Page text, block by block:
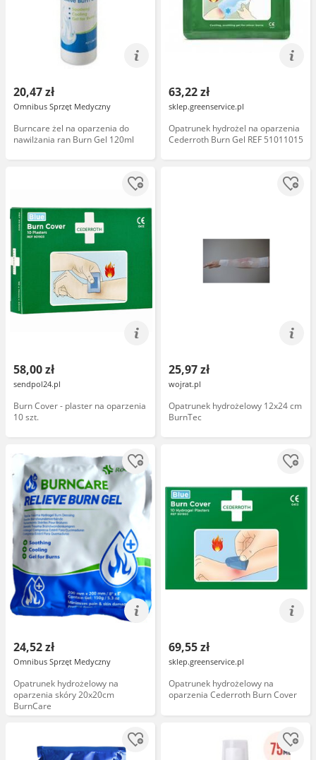
20,47 zł
Omnibus Sprzęt Medyczny
Burncare żel na oparzenia do
nawilżania ran Burn Gel 120ml
63,22 zł
sklep.greenservice.pl
Opatrunek hydrożel na oparzenia
Cederroth Burn Gel REF 51011015
58,00 zł
sendpol24.pl
Burn Cover - plaster na oparzenia
10 szt.
25,97 zł
wojrat.pl
Opatrunek hydrożelowy 12x24 cm
BurnTec
24,52 zł
Omnibus Sprzęt Medyczny
Opatrunek hydrożelowy na
oparzenia skóry 20x20cm
BurnCare
69,55 zł
sklep.greenservice.pl
Opatrunek hydrożelowy na
oparzenia Cederroth Burn Cover